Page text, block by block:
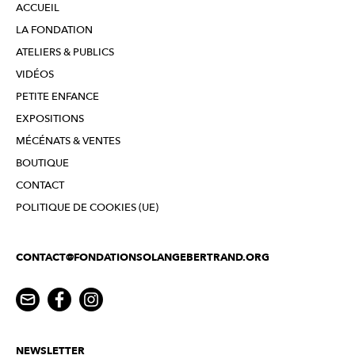
ACCUEIL
LA FONDATION
ATELIERS & PUBLICS
VIDÉOS
PETITE ENFANCE
EXPOSITIONS
MÉCÉNATS & VENTES
BOUTIQUE
CONTACT
POLITIQUE DE COOKIES (UE)
CONTACT@FONDATIONSOLANGEBERTRAND.ORG
NEWSLETTER